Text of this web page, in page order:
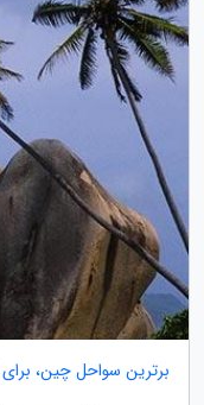
برترین سواحل چین،